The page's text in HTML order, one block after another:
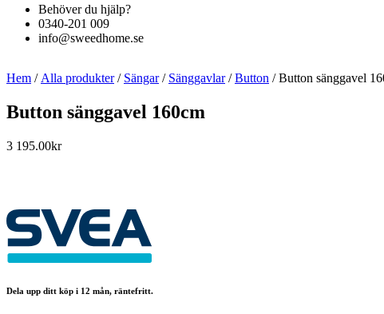
Behöver du hjälp?
0340-201 009
info@sweedhome.se
Hem / Alla produkter/ Sängar/ Sänggavlar/Button / Button sänggavel
Button sänggavel 160cm
3 195.00kr
Dela upp ditt köp i 12 mån, räntefritt.